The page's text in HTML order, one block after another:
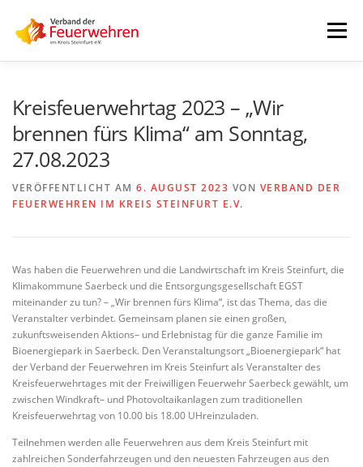
springen
Menü
VORSTAND
Kreisfeuerwehrtag 2023 – „Wir
brennen fürs Klima“ am Sonntag,
27.08.2023
VERÖFFENTLICHT AM 6. AUGUST 2023 VON VERBAND DER
FEUERWEHREN IM KREIS STEINFURT E.V.
Was haben die Feuerwehren und die Landwirtschaft im Kreis Steinfurt, die
Klimakommune Saerbeck und die Entsorgungsgesellschaft EGST
miteinander zu tun? – „Wir brennen fürs Klima“, ist das Thema, das die
Veranstalter verbindet. Gemeinsam planen sie einen großen,
zukunftsweisenden Aktions– und Erlebnistag für die ganze Familie im
Bioenergiepark in Saerbeck. Den Veranstaltungsort „Bioenergiepark“ hat
der Verband der Feuerwehren im Kreis Steinfurt als Veranstalter des
Kreisfeuerwehrtages mit der Freiwilligen Feuerwehr Saerbeck gewählt, um
zwischen Windkraft– und Photovoltaikanlagen zum traditionellen
Kreisfeuerwehrtag von 10.00 bis 18.00 UHreinzuladen.
Teilnehmen werden alle Feuerwehren aus dem Kreis Steinfurt mit
zahlreichen Sonderfahrzeugen und den neuesten Fahrzeugen aus den